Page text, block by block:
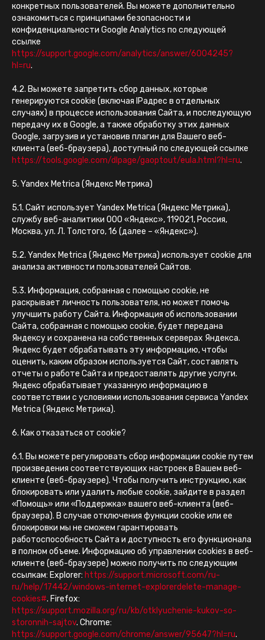
конкретных пользователей. Вы можете дополнительно
ознакомиться с принципами безопасности и
конфиденциальности Google Analytics по следующей
ссылке
https://support.google.com/analytics/answer/6004245?
hl=ru.
4.2. Вы можете запретить сбор данных, которые
генерируются cookie (включая IPадрес в отдельных
случаях) в процессе использования Сайта, и последующую
передачу их в Google, а также обработку этих данных
Google, загрузив и установив плагин для Вашего веб-
клиента (веб-браузера), доступный по следующей ссылке
https://tools.google.com/dlpage/gaoptout/eula.html?hl=ru.
5. Yandex Metrica (Яндекс Метрика)
5.1. Сайт использует Yandex Metrica (Яндекс Метрика),
службу веб-аналитики ООО «Яндекс», 119021, Россия,
Москва, ул. Л. Толстого, 16 (далее – «Яндекс»).
5.2. Yandex Metrica (Яндекс Метрика) использует cookie для
анализа активности пользователей Сайтов.
5.3. Информация, собранная с помощью cookie, не
раскрывает личность пользователя, но может помочь
улучшить работу Сайта. Информация об использовании
Сайта, собранная с помощью cookie, будет передана
Яндексу и сохранена на собственных серверах Яндекса.
Яндекс будет обрабатывать эту информацию, чтобы
оценить, каким образом используется Сайт, составлять
отчеты о работе Сайта и предоставлять другие услуги.
Яндекс обрабатывает указанную информацию в
соответствии с условиями использования сервиса Yandex
Metrica (Яндекс Метрика).
6. Как отказаться от cookie?
6.1. Вы можете регулировать сбор информации cookie путем
произведения соответствующих настроек в Вашем веб-
клиенте (веб-браузере). Чтобы получить инструкцию, как
блокировать или удалить любые cookie, зайдите в раздел
«Помощь» или «Поддержка» вашего веб-клиента (веб-
браузера). В случае отключения функции cookie или ее
блокировки мы не сможем гарантировать
работоспособность Сайта и доступность его функционала
в полном объеме. Информацию об управлении cookies в веб-
клиенте (веб-браузере) можно получить по следующим
ссылкам: Explorer: https://support.microsoft.com/ru-
ru/help/17442/windows-internet-explorerdelete-manage-
cookies#. Firefox:
https://support.mozilla.org/ru/kb/otklyuchenie-kukov-so-
storonnih-sajtov. Chrome:
https://support.google.com/chrome/answer/95647?hl=ru.